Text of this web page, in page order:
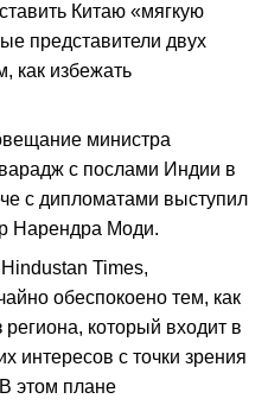
Китаю «мягкую
представители двух
как избежать
министра
с послами Индии в
с дипломатами выступил
Нарендра Моди.
Times,
обеспокоено тем, как
который входит в
интересов с точки зрения
этом плане